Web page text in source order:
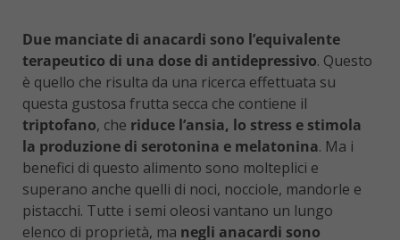
Due manciate di anacardi sono l’equivalente
terapeutico di una dose di antidepressivo. Questo
è quello che risulta da una ricerca effettuata su
questa gustosa frutta secca che contiene il
triptofano, che riduce l’ansia, lo stress e stimola
la produzione di serotonina e melatonina. Ma i
benefici di questo alimento sono molteplici e
superano anche quelli di noci, nocciole, mandorle e
pistacchi. Tutte i semi oleosi vantano un lungo
elenco di proprietà, ma negli anacardi sono